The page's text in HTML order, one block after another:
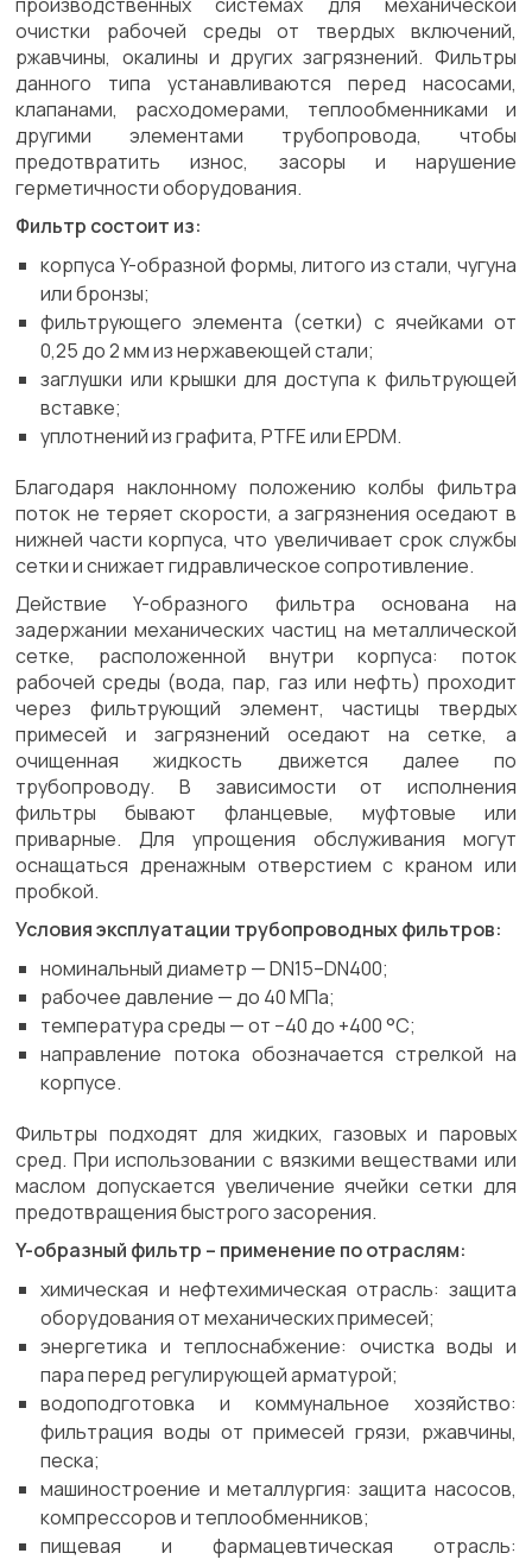
очистки рабочей среды от твердых включений,
ржавчины, окалины и других загрязнений. Фильтры
данного типа устанавливаются перед насосами,
клапанами, расходомерами, теплообменниками и
другими элементами трубопровода, чтобы
предотвратить износ, засоры и нарушение
герметичности оборудования.
Фильтр состоит из:
корпуса Y-образной формы, литого из стали, чугуна
или бронзы;
фильтрующего элемента (сетки) с ячейками от
0,25 до 2 мм из нержавеющей стали;
заглушки или крышки для доступа к фильтрующей
вставке;
уплотнений из графита, PTFE или EPDM.
Благодаря наклонному положению колбы фильтра
поток не теряет скорости, а загрязнения оседают в
нижней части корпуса, что увеличивает срок службы
сетки и снижает гидравлическое сопротивление.
Действие Y-образного фильтра основана на
задержании механических частиц на металлической
сетке, расположенной внутри корпуса: поток
рабочей среды (вода, пар, газ или нефть) проходит
через фильтрующий элемент, частицы твердых
примесей и загрязнений оседают на сетке, а
очищенная жидкость движется далее по
трубопроводу. В зависимости от исполнения
фильтры бывают фланцевые, муфтовые или
приварные. Для упрощения обслуживания могут
оснащаться дренажным отверстием с краном или
пробкой.
Условия эксплуатации трубопроводных фильтров:
номинальный диаметр — DN15–DN400;
рабочее давление — до 40 МПа;
температура среды — от −40 до +400 °C;
направление потока обозначается стрелкой на
корпусе.
Фильтры подходят для жидких, газовых и паровых
сред. При использовании с вязкими веществами или
маслом допускается увеличение ячейки сетки для
предотвращения быстрого засорения.
Y-образный фильтр – применение по отраслям:
химическая и нефтехимическая отрасль: защита
оборудования от механических примесей;
энергетика и теплоснабжение: очистка воды и
пара перед регулирующей арматурой;
водоподготовка и коммунальное хозяйство:
фильтрация воды от примесей грязи, ржавчины,
песка;
машиностроение и металлургия: защита насосов,
компрессоров и теплообменников;
пищевая и фармацевтическая отрасль: